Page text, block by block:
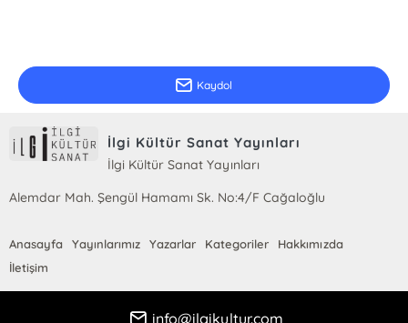
Kaydol
İlgi Kültür Sanat Yayınları
İlgi Kültür Sanat Yayınları
Alemdar Mah. Şengül Hamamı Sk. No:4/F Cağaloğlu
Anasayfa Yayınlarımız Yazarlar Kategoriler
Hakkımızda
İletişim
info@ilgikultur.com